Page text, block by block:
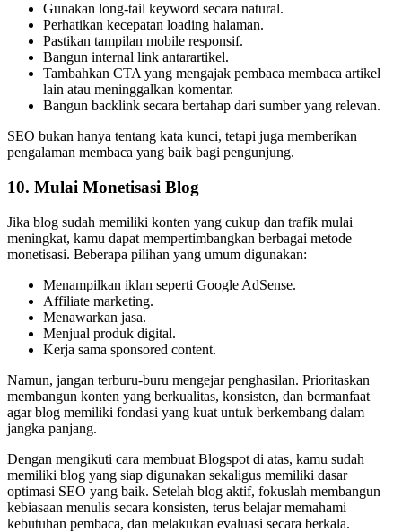
Gunakan long-tail keyword secara natural.
Perhatikan kecepatan loading halaman.
Pastikan tampilan mobile responsif.
Bangun internal link antarartikel.
Tambahkan CTA yang mengajak pembaca membaca artikel
lain atau meninggalkan komentar.
Bangun backlink secara bertahap dari sumber yang relevan.
SEO bukan hanya tentang kata kunci, tetapi juga memberikan
pengalaman membaca yang baik bagi pengunjung.
10. Mulai Monetisasi Blog
Jika blog sudah memiliki konten yang cukup dan trafik mulai
meningkat, kamu dapat mempertimbangkan berbagai metode
monetisasi. Beberapa pilihan yang umum digunakan:
Menampilkan iklan seperti Google AdSense.
Affiliate marketing.
Menawarkan jasa.
Menjual produk digital.
Kerja sama sponsored content.
Namun, jangan terburu-buru mengejar penghasilan. Prioritaskan
membangun konten yang berkualitas, konsisten, dan bermanfaat
agar blog memiliki fondasi yang kuat untuk berkembang dalam
jangka panjang.
Dengan mengikuti cara membuat Blogspot di atas, kamu sudah
memiliki blog yang siap digunakan sekaligus memiliki dasar
optimasi SEO yang baik. Setelah blog aktif, fokuslah membangun
kebiasaan menulis secara konsisten, terus belajar memahami
kebutuhan pembaca, dan melakukan evaluasi secara berkala.